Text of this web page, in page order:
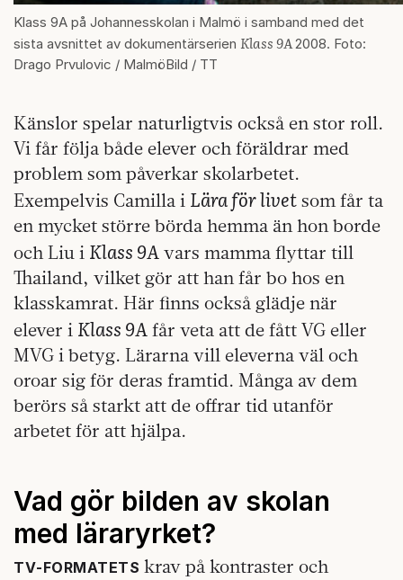
Klass 9A på Johannesskolan i Malmö i samband med det
sista avsnittet av dokumentärserien Klass 9A2008. Foto:
Drago Prvulovic / MalmöBild / TT
Känslor spelar naturligtvis också en stor roll.
Vi får följa både elever och föräldrar med
problem som påverkar skolarbetet.
Exempelvis Camilla i Lära för livet som får ta
en mycket större börda hemma än hon borde
och Liu i Klass 9A vars mamma flyttar till
Thailand, vilket gör att han får bo hos en
klasskamrat. Här finns också glädje när
elever i Klass 9A får veta att de fått VG eller
MVG i betyg. Lärarna vill eleverna väl och
oroar sig för deras framtid. Många av dem
berörs så starkt att de offrar tid utanför
arbetet för att hjälpa.
Vad gör bilden av skolan
med läraryrket?
TV‑FORMATETS krav på kontraster och